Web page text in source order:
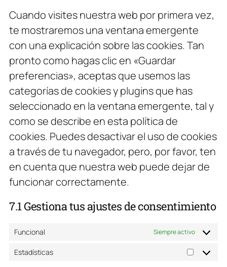
Cuando visites nuestra web por primera vez,
te mostraremos una ventana emergente
con una explicación sobre las cookies. Tan
pronto como hagas clic en «Guardar
preferencias», aceptas que usemos las
categorías de cookies y plugins que has
seleccionado en la ventana emergente, tal y
como se describe en esta política de
cookies. Puedes desactivar el uso de cookies
a través de tu navegador, pero, por favor, ten
en cuenta que nuestra web puede dejar de
funcionar correctamente.
7.1 Gestiona tus ajustes de consentimiento
Funcional Siempre activo
Estadísticas